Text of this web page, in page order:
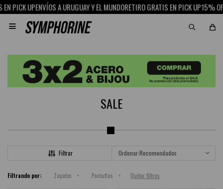
UPENVÍOS A URUGUAY Y EL MUNDORETIRO GRATIS EN PICK UP15% OFF

SALE
Recomendados
Filtrando por: Zapatos Pantuflas Quitar filtros